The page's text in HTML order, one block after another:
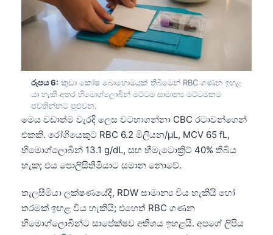
රූපය 6: කුඩා කෝෂ බොහොමයක් තිබීමෙන් RBC ගණන ඉහළ
යා හැකි අතර හිමොග්ලොබින් මට්ටම සාමාන්‍ය මට්ටමකම
පවතින්නට පුළුවන.
මෙය වඩාත්ම වැරදි ලෙස වටහාගන්නා CBC රටාවන්ගෙන්
එකකි. රෝගියෙකුට RBC 6.2 මිලියන/µL, MCV 65 fL,
හිමොග්ලොබින් 13.1 g/dL, සහ හීමැටොක්‍රිට් 40% තිබිය
හැක; එය පොලිසිතිමියාට සමාන නොවේ.
තැලසීමියා ලක්ෂණයේදී, RDW සාමාන්‍ය විය හැකියි හෝ
තරමක් ඉහළ විය හැකියි; එහෙත් RBC ගණන
හිමොග්ලොබින්ට සාපේක්ෂව අතිශය ඉහළයි. අපගේ ලිපිය
Occitan
العربية المغربية
Монгол
ພາສາລາວ
Basa Jawa
Cebuano
Кыргызча
Татар теле
Беларуская мова